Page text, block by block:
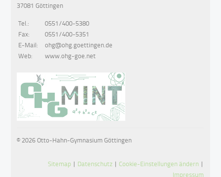
37081 Göttingen
Tel.:
0551/400-5380
Fax:
0551/400-5351
E-Mail:
ohg@ohg.goettingen.de
Web:
www.ohg-goe.net
© 2026 Otto-Hahn-Gymnasium Göttingen
Sitemap | Datenschutz |Cookie-Einstellungen ändern |
Impressum